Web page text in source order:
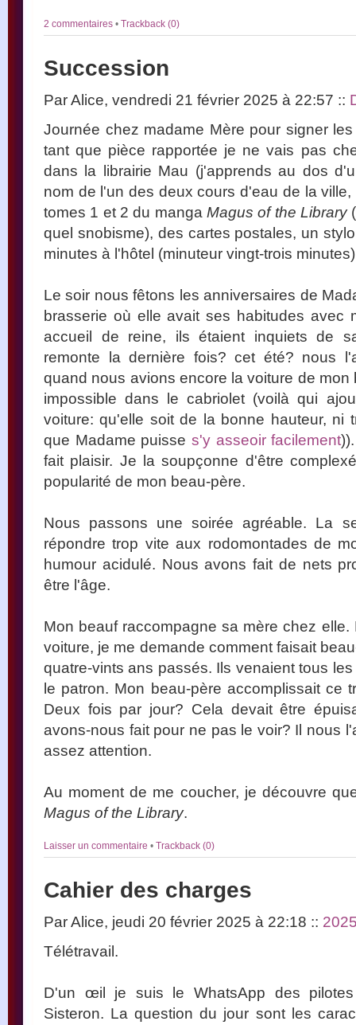
2 commentaires • Trackback (0)
Succession
Par Alice, vendredi 21 février 2025 à 22:57 ::
Journée chez madame Mère pour signer
tant que pièce rapportée je ne vais pas
dans la librairie Mau (j'apprends au dos
nom de l'un des deux cours d'eau de la
tomes 1 et 2 du manga Magus of the Library
quel snobisme), des cartes postales, un
minutes à l'hôtel (minuteur vingt-trois
Le soir nous fêtons les anniversaires de
brasserie où elle avait ses habitudes avec
accueil de reine, ils étaient inquiets de
remonte la dernière fois? cet été? nous
quand nous avions encore la voiture de
impossible dans le cabriolet (voilà qui
voiture: qu'elle soit de la bonne hauteur, ni
que Madame puisse s'y asseoir facilement
fait plaisir. Je la soupçonne d'être
popularité de mon beau-père.
Nous passons une soirée agréable. La
répondre trop vite aux rodomontades de
humour acidulé. Nous avons fait de nets
être l'âge.
Mon beauf raccompagne sa mère chez
voiture, je me demande comment faisait
quatre-vints ans passés. Ils venaient tous
le patron. Mon beau-père accomplissait ce
Deux fois par jour? Cela devait être
avons-nous fait pour ne pas le voir? Il nous
assez attention.
Au moment de me coucher, je découvre
Magus of the Library.
Laisser un commentaire • Trackback (0)
Cahier des charges
Par Alice, jeudi 20 février 2025 à 22:18 ::
Télétravail.
D'un œil je suis le WhatsApp des
Sisteron. La question du jour sont les